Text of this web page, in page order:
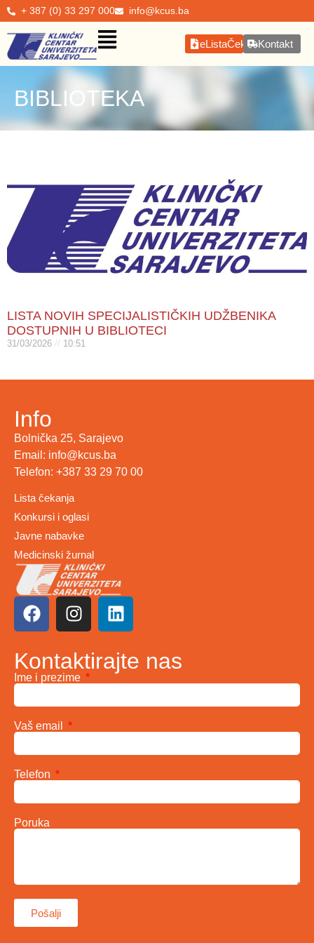
+ 387 (0) 33 297 000 info@kcus.ba
eListaČekanjaKontakt
BIBLIOTEKA
LISTA NOVIH SPECIJALISTIČKIH UDŽBENIKA
DOSTUPNIH U BIBLIOTECI
31/03/2026 10:51
Info
Bolnička 25, Sarajevo
Email: info@kcus.ba
Telefon: +387 33 29 70 00
Lista čekanja
Konkursi i oglasi
Javne nabavke
Medicinski žurnal
Kontaktirajte nas
Ime i prezime
Vaš email
Telefon
Poruka
Pošalji